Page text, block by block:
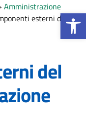
Apri la
Amministrazione
esterni del
del